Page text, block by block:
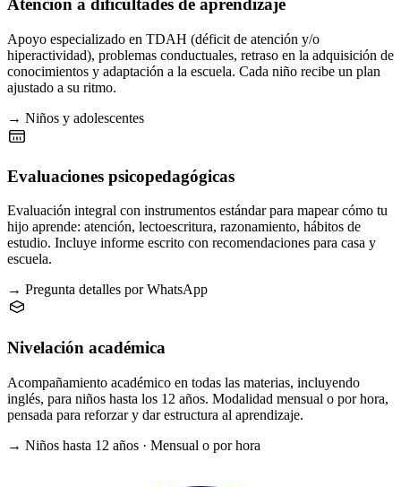
Atención a dificultades de aprendizaje
Apoyo especializado en TDAH (déficit de atención y/o
hiperactividad), problemas conductuales, retraso en la adquisición de
conocimientos y adaptación a la escuela. Cada niño recibe un plan
ajustado a su ritmo.
→ Niños y adolescentes
Evaluaciones psicopedagógicas
Evaluación integral con instrumentos estándar para mapear cómo tu
hijo aprende: atención, lectoescritura, razonamiento, hábitos de
estudio. Incluye informe escrito con recomendaciones para casa y
escuela.
→ Pregunta detalles por WhatsApp
Nivelación académica
Acompañamiento académico en todas las materias, incluyendo
inglés, para niños hasta los 12 años. Modalidad mensual o por hora,
pensada para reforzar y dar estructura al aprendizaje.
→ Niños hasta 12 años · Mensual o por hora